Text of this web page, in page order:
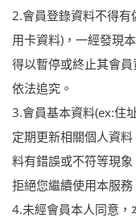
2.會員登錄資料不得
用卡資料)，一經發現
得以暫停或終止其會
依法追究。
3.會員基本資料(ex:住
定期更新相關個人資
料有錯誤或不符等現
拒絕您繼續使用本服務
4.未經會員本人同意